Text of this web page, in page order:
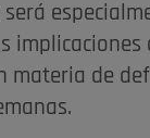
materia de